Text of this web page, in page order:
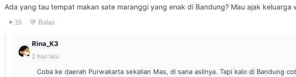
Ada yang tau tempat makan sate maranggi yang enak di Bandung? Mau ajak keluarga
♥ 16 💬 Balas
Rina_K3
2 hari lalu
Coba ke daerah Purwakarta sekalian Mas, di sana aslinya. Tapi kalo di Bandung